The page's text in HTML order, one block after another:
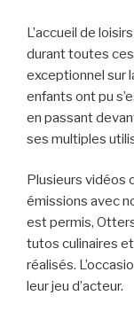
L’accueil de
durant toutes
exceptionnel sur
enfants ont pu
en passant
ses multiples
Plusieurs vidéos
émissions avec
est permis,
tutos culinaires
réalisés.
leur jeu d’acteur.